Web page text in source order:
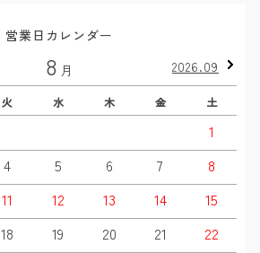
営業日カレンダー
8 月 2026.09
火 水 木 金 土
1
4 5 6 7
8
11 12 13 14
15
18 19 20 21 22